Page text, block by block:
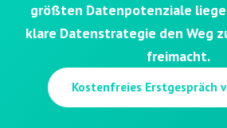
größten Datenpotenziale
klare Datenstrategie den Weg
freimacht.
Kostenfreies Erstgespräch